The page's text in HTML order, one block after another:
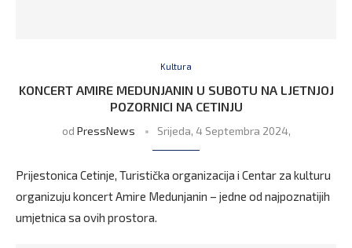
Kultura
KONCERT AMIRE MEDUNJANIN U SUBOTU NA LJETNJOJ
POZORNICI NA CETINJU
od PressNews Srijeda, 4 Septembra 2024,
Prijestonica Cetinje, Turistička organizacija i Centar za kulturu
organizuju koncert Amire Medunjanin – jedne od najpoznatijih
umjetnica sa ovih prostora.